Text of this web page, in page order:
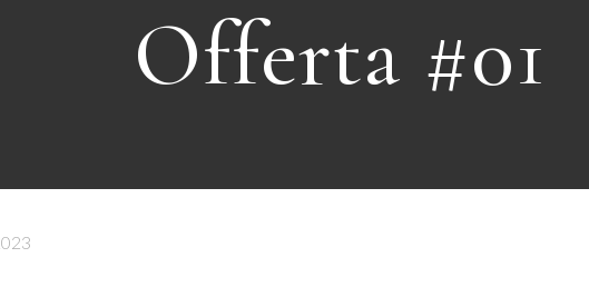
Offerta #01